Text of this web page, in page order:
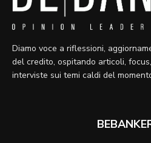
Diamo voce a riflessioni,
del credito, ospitando articoli,
interviste sui temi caldi del